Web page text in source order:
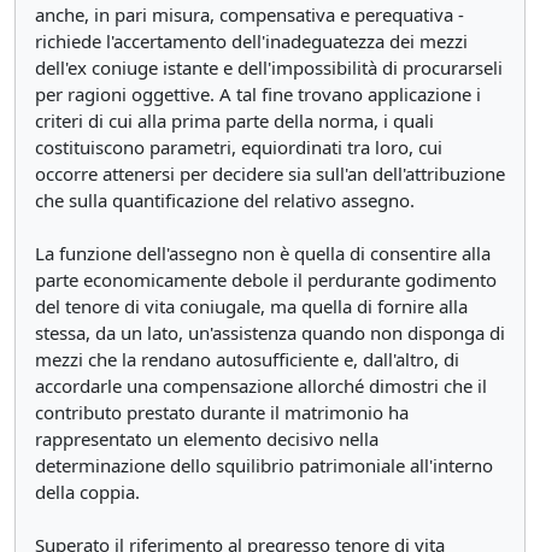
anche, in pari misura, compensativa e perequativa -
richiede l'accertamento dell'inadeguatezza dei mezzi
dell'ex coniuge istante e dell'impossibilità di procurarseli
per ragioni oggettive. A tal fine trovano applicazione i
criteri di cui alla prima parte della norma, i quali
costituiscono parametri, equiordinati tra loro, cui
occorre attenersi per decidere sia sull'an dell'attribuzione
che sulla quantificazione del relativo assegno.
La funzione dell'assegno non è quella di consentire alla
parte economicamente debole il perdurante godimento
del tenore di vita coniugale, ma quella di fornire alla
stessa, da un lato, un'assistenza quando non disponga di
mezzi che la rendano autosufficiente e, dall'altro, di
accordarle una compensazione allorché dimostri che il
contributo prestato durante il matrimonio ha
rappresentato un elemento decisivo nella
determinazione dello squilibrio patrimoniale all'interno
della coppia.
Superato il riferimento al pregresso tenore di vita